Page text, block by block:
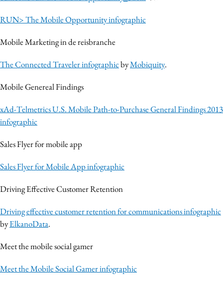
Gedragsverandering
Interne communicatie
Martech
Merkstrategie
PR
Programmatic
Reputatie & crisis
RUN> The Mobile Opportunity infographic
Mobile Marketing in de reisbranche
The Connected Traveler infographicbyMobiquity.
Mobile Genereal Findings
xAd-Telmetrics U.S. Mobile Path-to-Purchase General Findings 2013
infographic
Sales Flyer for mobile app
Sales Flyer for Mobile App infographic
Driving Effective Customer Retention
Driving effective customer retention for communications infographic
byElkanoData.
Meet the mobile social gamer
Meet the Mobile Social Gamer infographic